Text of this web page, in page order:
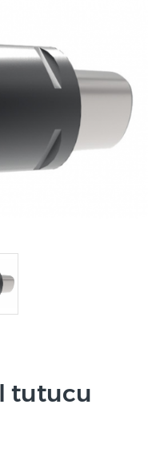
tutucu